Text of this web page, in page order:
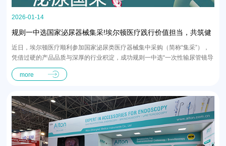
2026-01-14
规则一中选国家泌尿器械集采!埃尔顿医疗践行价值担当，共筑健
近日，埃尔顿医疗顺利参加国家泌尿类医疗器械集中采购（简称“集采”），
凭借过硬的产品品质与深厚的行业积淀，成功规则一中选“一次性输尿管镜导
管”“一次性导丝”“输尿管导引鞘”“…
more